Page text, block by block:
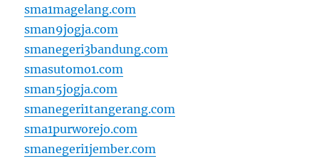
sma1magelang.com
sman9jogja.com
smanegeri3bandung.com
smasutomo1.com
sman5jogja.com
smanegeri1tangerang.com
sma1purworejo.com
smanegeri1jember.com